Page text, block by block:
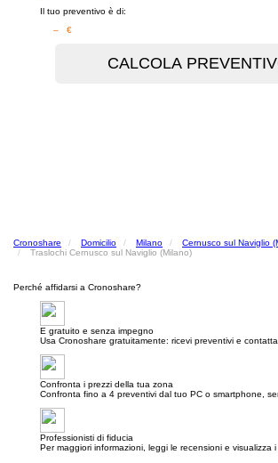
Il tuo preventivo è di:
– €
Cronoshare Domicilio Milano Cernusco sul Naviglio
Traslochi Cernusco sul Naviglio (Milano)
Perché affidarsi a Cronoshare?
E gratuito e senza impegno
Usa Cronoshare gratuitamente: ricevi preventivi e
Confronta i prezzi della tua zona
Confronta fino a 4 preventivi dal tuo PC o smartphone,
Professionisti di fiducia
Per maggiori informazioni, leggi le recensioni e visualizza i